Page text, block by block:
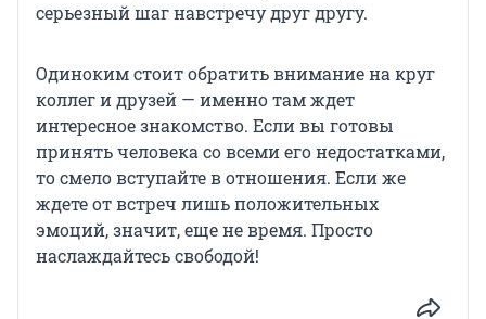
серьезный шаг навстречу друг другу.
Одиноким стоит обратить внимание на круг
коллег и друзей — именно там ждет
интересное знакомство. Если вы готовы
принять человека со всеми его недостатками,
то смело вступайте в отношения. Если же
ждете от встреч лишь положительных
эмоций, значит, еще не время. Просто
наслаждайтесь свободой!